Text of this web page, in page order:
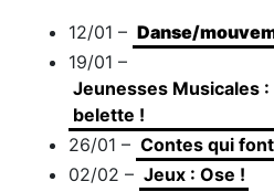
12/01 – Danse/
19/01 –
Jeunesses Musicales :
belette !
26/01 – Contes qui
02/02 – Jeux : Ose !